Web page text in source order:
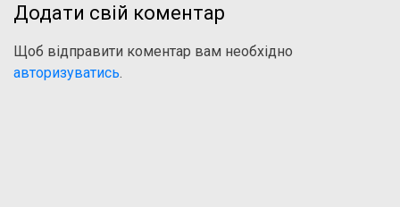
Додати свій коментар
Щоб відправити коментар вам необхідно
авторизуватись.